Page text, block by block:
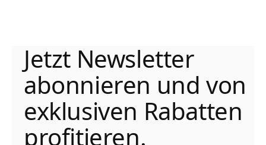
Jetzt Newsletter
abonnieren und von
exklusiven Rabatten
profitieren.